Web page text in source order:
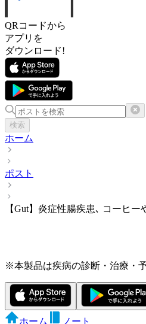
QRコードから
アプリを
ダウンロード!
検索
ホーム
ポスト
【Gut】炎症性腸疾患､ コーヒ
※本製品は疾病の診断・治療・
ホーム ノート